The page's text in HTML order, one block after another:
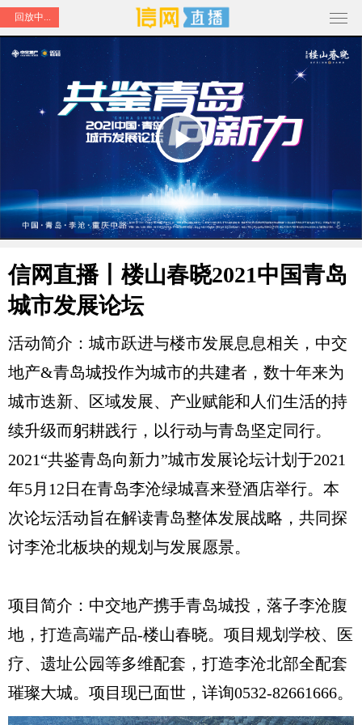
回放中...
Play
Video
信网直播丨楼山春晓2021中国青岛
城市发展论坛
活动简介：城市跃进与楼市发展息息相关，中交
地产&青岛城投作为城市的共建者，数十年来为
城市迭新、区域发展、产业赋能和人们生活的持
续升级而躬耕践行，以行动与青岛坚定同行。
2021“共鉴青岛向新力”城市发展论坛计划于2021
年5月12日在青岛李沧绿城喜来登酒店举行。本
次论坛活动旨在解读青岛整体发展战略，共同探
讨李沧北板块的规划与发展愿景。
项目简介：中交地产携手青岛城投，落子李沧腹
地，打造高端产品-楼山春晓。项目规划学校、医
疗、遗址公园等多维配套，打造李沧北部全配套
璀璨大城。项目现已面世，详询0532-82661666。